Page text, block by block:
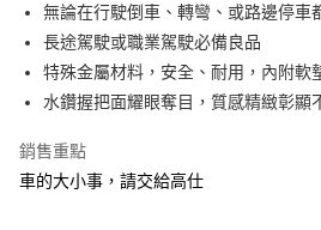
國泰世華商業銀行
兆
臺灣中小企業銀行
匯豐（台灣）商業銀行
華泰
聯邦商業銀行
遠
元大商業銀行
永
台新國際商業銀行
台灣樂天信用卡公司
Apple Pay
街口支付
ATM付款
無論在行駛倒車、轉彎、或路邊停車
長途駕駛或職業駕駛必備良品
特殊金屬材料，安全、耐用，內附軟
水鑽握把面耀眼奪目，質感精緻彰顯
銷售重點
車的大小事，請交給高仕